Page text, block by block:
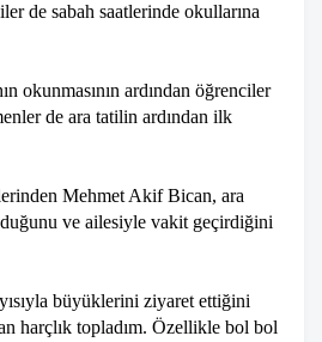
de sabah saatlerinde okullarına
okunmasının ardından öğrenciler
de ara tatilin ardından ilk
Mehmet Akif Bican, ara
ve ailesiyle vakit geçirdiğini
büyüklerini ziyaret ettiğini
harçlık topladım. Özellikle bol bol